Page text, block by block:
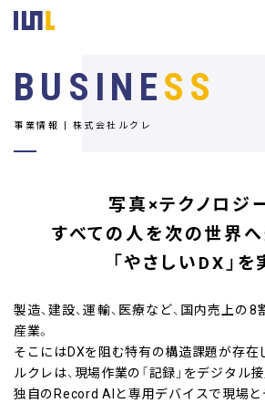
BUSINESS
事業情報 | 株式会社ルクレ
写真×テクノロジー
すべての人を次の世界へ
「やさしいDX」を
製造、建設、運輸、医療など、国内売上の
産業。
そこにはDXを阻む特有の構造課題が存在
ルクレは、現場作業の「記録」をデジタル
独自のRecord AIと専用デバイスで現場と